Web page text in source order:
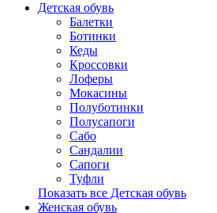
Детская обувь
Балетки
Ботинки
Кеды
Кроссовки
Лоферы
Мокасины
Полуботинки
Полусапоги
Сабо
Сандалии
Сапоги
Туфли
Показать все Детская обувь
Женская обувь